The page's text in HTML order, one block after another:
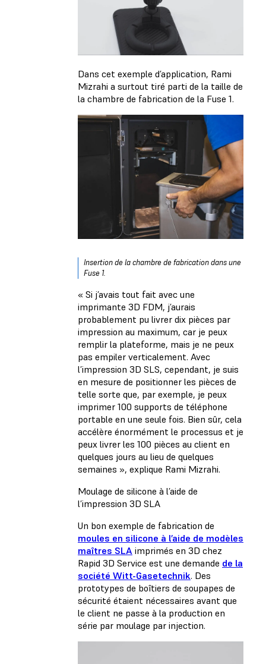
Dans cet exemple d’application, Rami
Mizrahi a surtout tiré parti de la taille de
la chambre de fabrication de la Fuse 1.
Insertion de la chambre de fabrication dans une
Fuse 1.
« Si j’avais tout fait avec une
imprimante 3D FDM, j’aurais
probablement pu livrer dix pièces par
impression au maximum, car je peux
remplir la plateforme, mais je ne peux
pas empiler verticalement. Avec
l’impression 3D SLS, cependant, je suis
en mesure de positionner les pièces de
telle sorte que, par exemple, je peux
imprimer 100 supports de téléphone
portable en une seule fois. Bien sûr, cela
accélère énormément le processus et je
peux livrer les 100 pièces au client en
quelques jours au lieu de quelques
semaines », explique Rami Mizrahi.
Moulage de silicone à l’aide de
l’impression 3D SLA
Un bon exemple de fabrication de
moules en silicone à l’aide de modèles
maîtres SLA imprimés en 3D chez
Rapid 3D Service est une demande de la
société Witt-Gasetechnik. Des
prototypes de boîtiers de soupapes de
sécurité étaient nécessaires avant que
le client ne passe à la production en
série par moulage par injection.